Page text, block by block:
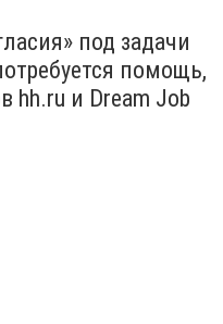
под задачи
помощь,
hh.ru и Dream Job